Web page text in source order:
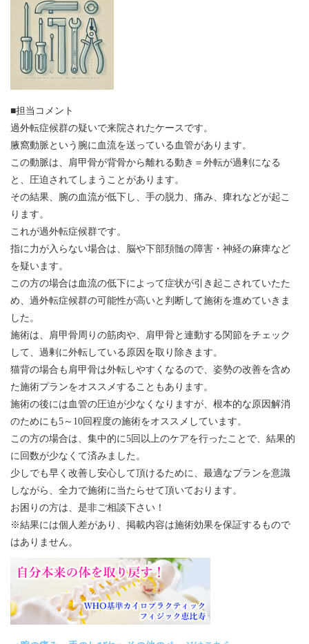
■担当コメント
過外転症候群の疑いで来院されたケースです。
腋窩動脈という腕に血流を送っている血管があります。
この動脈は、肩甲骨が背骨から離れる動き＝外転が過剰になる
と、圧迫されてしまうことがあります。
その結果、腕の血流が低下し、手の脱力、痛み、痺れなどが起こ
ります。
これが過外転症候群です。
指に力が入らない場合は、脳や下部頚髄の障害・神経の麻痺など
を疑います。
この方の場合は血流の低下によって症状が引き起こされていたた
め、過外転症候群の可能性が高いと判断して施術を進めていきま
した。
施術は、肩甲骨周りの筋肉や、肩甲骨と連動する関節をチェック
して、過剰に外転している原因を取り除きます。
猫背の場合も肩甲骨は外転しやすくなるので、姿勢の改善を含め
た施術プランをオススメすることもあります。
施術の後には血管の圧迫が少なくなりますが、根本的な原因解消
のためにも5～10回程度の施術をオススメしています。
この方の場合は、集中的に5回以上のケアを行ったことで、結果的
に回数が少なくて済みました。
少しでも早く改善し安心して頂けるために、最適なプランを意識
しながら、全力で施術に当たらせて頂いております。
お困りの方は、是非ご相談下さい！
※結果には個人差があり、掲載内容は施術効果を保証するもので
はありません。